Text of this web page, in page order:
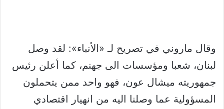
وقال ماروني في تصريح لـ «الأنباء»: لقد وصل
لبنان، شعبا ومؤسسات الى جهنم، كما أعلن رئيس
جمهوريته ميشال عون، فهو واحد ممن يتحملون
المسؤولية عما وصلنا اليه من انهيار اقتصادي